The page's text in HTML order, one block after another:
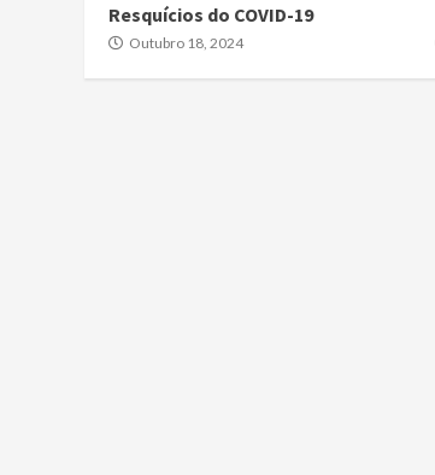
Resquícios do COVID-19
Outubro 18, 2024